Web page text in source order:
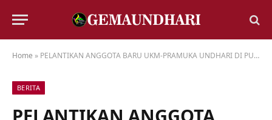
Home » PELANTIKAN ANGGOTA BARU UKM-PRAMUKA UNDHARI DI PULAU PASUMPAHAN
BERITA